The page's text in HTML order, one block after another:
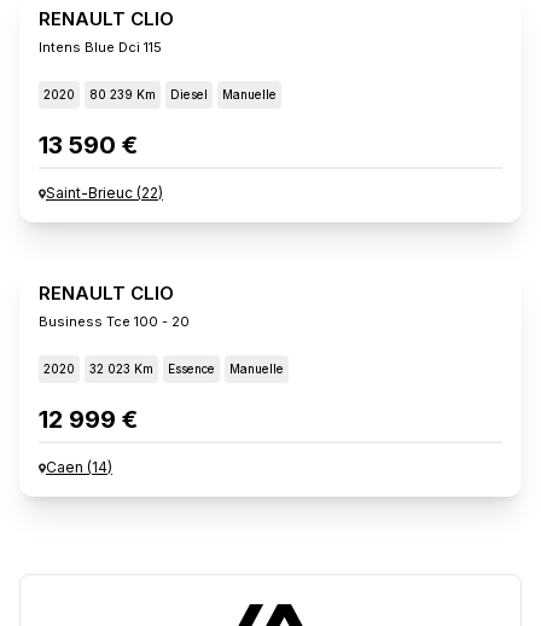
RENAULT CLIO
Intens Blue Dci 115
2020 80 239 Km Diesel Manuelle
13 590 €
Saint-Brieuc (22)
RENAULT CLIO
Business Tce 100 - 20
2020 32 023 Km Essence Manuelle
12 999 €
Caen (14)